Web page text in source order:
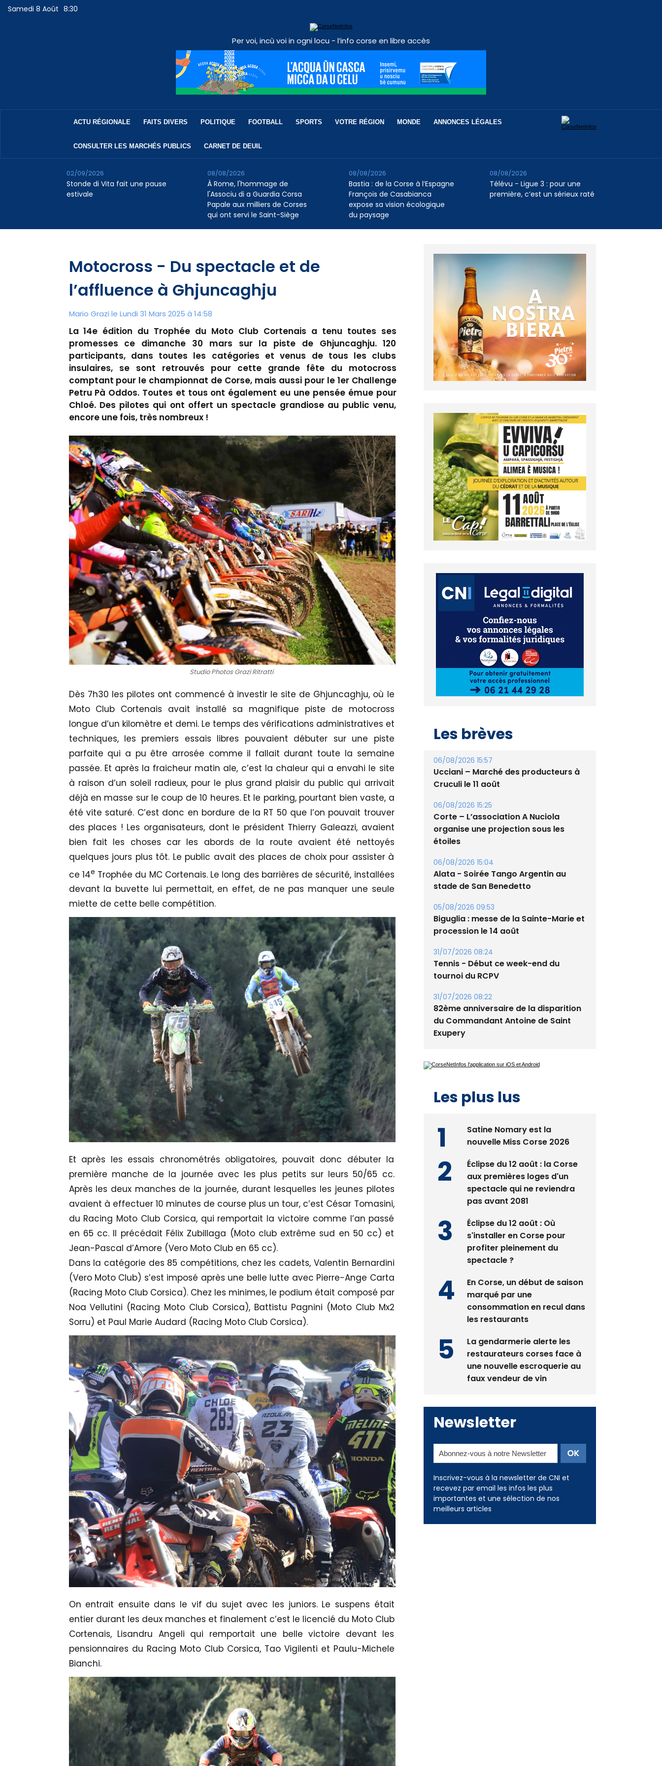
Samedi 8 Août 8:30
Per voi, incù voi in ogni locu - l’info corse en libre accès
ACTU RÉGIONALE FAITS DIVERS POLITIQUE FOOTBALL SPORTS VOTRE RÉGION MONDE ANNONCES LÉGALES
CONSULTER LES MARCHÉS PUBLICS CARNET DE DEUIL
Stonde di Vita fait une pause
estivale
02/09/2026
À Rome, l'hommage de
l'Associu di a Guardia Corsa
Papale aux milliers de Corses
qui ont servi le Saint-Siège
08/08/2026
Bastia : de la Corse à l’Espagne
François de Casabianca
expose sa vision écologique
du paysage
08/08/2026
Télévu - Ligue 3 : pour une
première, c’est un sérieux raté
08/08/2026
Motocross - Du spectacle et de
l’affluence à Ghjuncaghju
Mario Grazi le Lundi 31 Mars 2025 à 14:58
La 14e édition du Trophée du Moto Club Cortenais a tenu toutes ses
promesses ce dimanche 30 mars sur la piste de Ghjuncaghju. 120
participants, dans toutes les catégories et venus de tous les clubs
insulaires, se sont retrouvés pour cette grande fête du motocross
comptant pour le championnat de Corse, mais aussi pour le 1er Challenge
Petru Pà Oddos. Toutes et tous ont également eu une pensée émue pour
Chloé. Des pilotes qui ont offert un spectacle grandiose au public venu,
encore une fois, très nombreux !
Studio Photos Grazi Ritratti
Dès 7h30 les pilotes ont commencé à investir le site de Ghjuncaghju, où le
Moto Club Cortenais avait installé sa magnifique piste de motocross
longue d’un kilomètre et demi. Le temps des vérifications administratives et
techniques, les premiers essais libres pouvaient débuter sur une piste
parfaite qui a pu être arrosée comme il fallait durant toute la semaine
passée. Et après la fraicheur matin ale, c’est la chaleur qui a envahi le site
à raison d’un soleil radieux, pour le plus grand plaisir du public qui arrivait
déjà en masse sur le coup de 10 heures. Et le parking, pourtant bien vaste, a
été vite saturé. C’est donc en bordure de la RT 50 que l’on pouvait trouver
des places ! Les organisateurs, dont le président Thierry Galeazzi, avaient
bien fait les choses car les abords de la route avaient été nettoyés
quelques jours plus tôt. Le public avait des places de choix pour assister à
ce 14e Trophée du MC Cortenais. Le long des barrières de sécurité, installées
devant la buvette lui permettait, en effet, de ne pas manquer une seule
miette de cette belle compétition.
Et après les essais chronométrés obligatoires, pouvait donc débuter la
première manche de la journée avec les plus petits sur leurs 50/65 cc.
Après les deux manches de la journée, durant lesquelles les jeunes pilotes
avaient à effectuer 10 minutes de course plus un tour, c’est César Tomasini,
du Racing Moto Club Corsica, qui remportait la victoire comme l’an passé
en 65 cc. Il précédait Félix Zubillaga (Moto club extrême sud en 50 cc) et
Jean-Pascal d’Amore (Vero Moto Club en 65 cc).
Dans la catégorie des 85 compétitions, chez les cadets, Valentin Bernardini
(Vero Moto Club) s’est imposé après une belle lutte avec Pierre-Ange Carta
(Racing Moto Club Corsica). Chez les minimes, le podium était composé par
Noa Vellutini (Racing Moto Club Corsica), Battistu Pagnini (Moto Club Mx2
Sorru) et Paul Marie Audard (Racing Moto Club Corsica).
On entrait ensuite dans le vif du sujet avec les juniors. Le suspens était
entier durant les deux manches et finalement c’est le licencié du Moto Club
Cortenais, Lisandru Angeli qui remportait une belle victoire devant les
pensionnaires du Racing Moto Club Corsica, Tao Vigilenti et Paulu-Michele
Bianchi.
Les brèves
06/08/2026 15:57
Ucciani – Marché des producteurs à
Cruculi le 11 août
06/08/2026 15:25
Corte – L’association A Nuciola
organise une projection sous les
étoiles
06/08/2026 15:04
Alata - Soirée Tango Argentin au
stade de San Benedetto
05/08/2026 09:53
Biguglia : messe de la Sainte-Marie et
procession le 14 août
31/07/2026 08:24
Tennis - Début ce week-end du
tournoi du RCPV
31/07/2026 08:22
82ème anniversaire de la disparition
du Commandant Antoine de Saint
Exupery
Les plus lus
Satine Nomary est la
nouvelle Miss Corse 2026
Éclipse du 12 août : la Corse
aux premières loges d'un
spectacle qui ne reviendra
pas avant 2081
Éclipse du 12 août : Où
s'installer en Corse pour
profiter pleinement du
spectacle ?
En Corse, un début de saison
marqué par une
consommation en recul dans
les restaurants
La gendarmerie alerte les
restaurateurs corses face à
une nouvelle escroquerie au
faux vendeur de vin
Newsletter
Inscrivez-vous à la newsletter de CNI et
recevez par email les infos les plus
importantes et une sélection de nos
meilleurs articles